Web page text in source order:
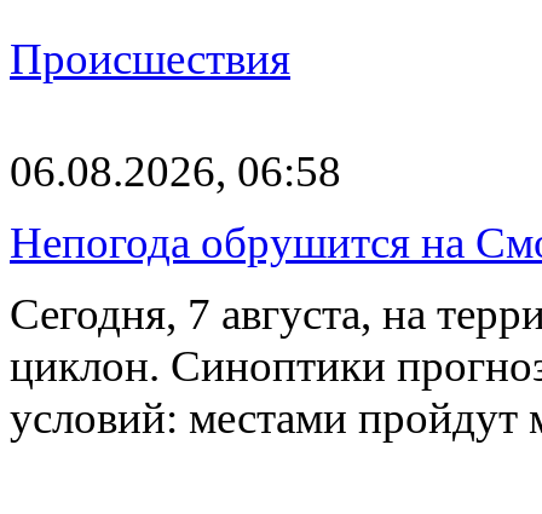
Происшествия
06.08.2026, 06:58
Непогода обрушится на
Сегодня, 7 августа, на
циклон. Синоптики
условий: местами